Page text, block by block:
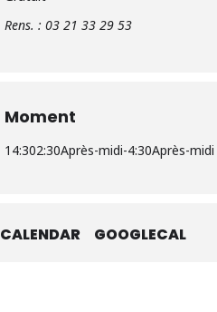
Rens. : 03 21 33 29 53
Moment
14:302:30Après-midi-4:30Après-midi
CALENDAR GOOGLECAL